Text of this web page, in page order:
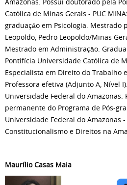
Católica de Minas Gerais - PUC
graduaçāo em Psicologia. Mestrado
Leopoldo, Pedro Leopoldo/Minas
Mestrado em Administraçāo.
Pontifícia Universidade Católica de
Especialista em Direito do Trabalho
Professora efetiva (Adjunto A, Nível
Universidade Federal do
permanente do Programa de Pós-
Universidade Federal do Amazonas
Constitucionalismo e Direitos na
Maurílio Casas Maia